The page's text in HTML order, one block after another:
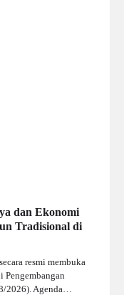
dan Ekonomi
Tradisional di
resmi membuka
Pengembangan
2026). Agenda…